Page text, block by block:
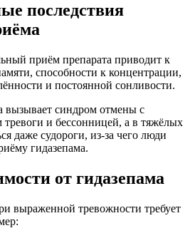
последствия
приём препарата приводит к
способности к концентрации,
и постоянной сонливости.
вызывает синдром отмены с
и бессонницей, а в тяжёлых
даже судороги, из-за чего люди
гидазепама.
от гидазепама
выраженной тревожности требует